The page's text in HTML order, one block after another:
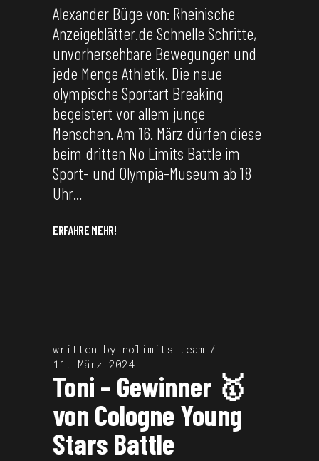
Alexander Büge von: Rheinische
Anzeigeblätter.de Schnelle Schritte,
unvorhersehbare Bewegungen und
jede Menge Athletik. Die neue
olympische Sportart Breaking
begeistert vor allem junge
Menschen. Am 16. März dürfen diese
beim dritten No Limits Battle im
Sport- und Olympia-Museum ab 18
Uhr
ERFAHRE MEHR!
written by nolimits-team
11. März 2024
Toni – Gewinner 🥇
von Cologne Young
Stars Battle